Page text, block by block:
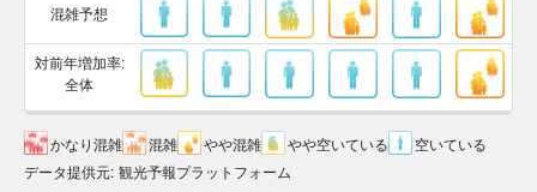
混雑予想
対前年増加率:
全体
かなり混雑 混雑 やや混雑 やや空いている
空いている
データ提供元: 観光予報プラットフォーム